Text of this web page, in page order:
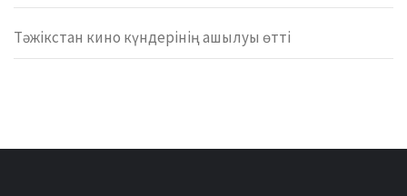
Тәжікстан кино күндерінің ашылуы өтті